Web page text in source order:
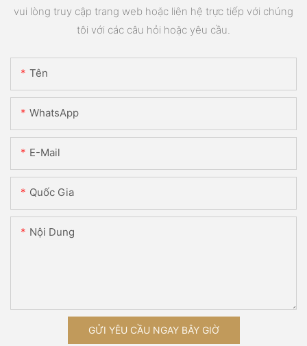
vui lòng truy cập trang web hoặc liên hệ trực tiếp với chúng
tôi với các câu hỏi hoặc yêu cầu.
Tên
WhatsApp
E-Mail
Quốc Gia
Nội Dung
GỬI YÊU CẦU NGAY BÂY GIỜ